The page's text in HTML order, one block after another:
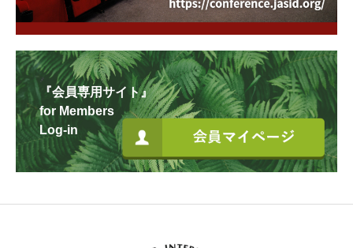
『会員専用サイト』
for Members
Log-in